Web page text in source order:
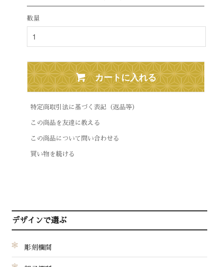
数量
カートに入れる
特定商取引法に基づく表記（返品等）
この商品を友達に教える
この商品について問い合わせる
買い物を続ける
デザインで選ぶ
彫刻欄間